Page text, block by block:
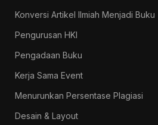
Konversi Artikel Ilmiah Menjadi Buku
Pengurusan HKI
Pengadaan Buku
Kerja Sama Event
Menurunkan Persentase Plagiasi
Desain & Layout